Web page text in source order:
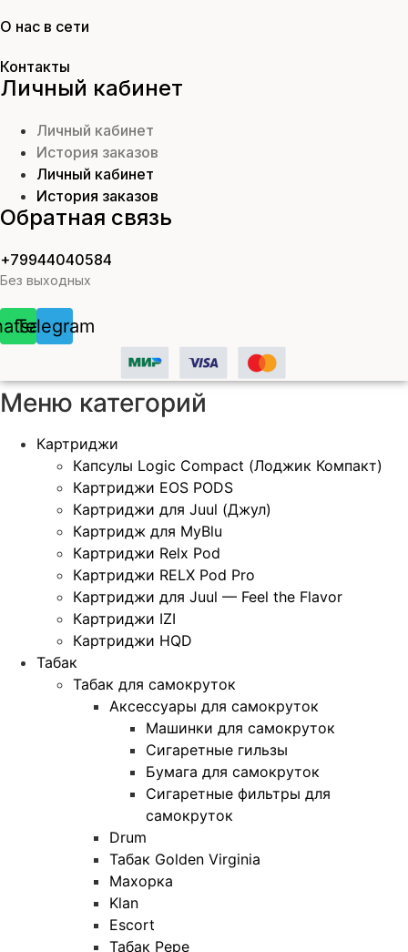
О нас в сети
Контакты
Личный кабинет
Личный кабинет
История заказов
Личный кабинет
История заказов
Обратная связь
+79944040584
Без выходных
Telegram
Меню категорий
Картриджи
Капсулы Logic Compact (Лоджик Компакт)
Картриджи EOS PODS
Картриджи для Juul (Джул)
Картридж для MyBlu
Картриджи Relx Pod
Картриджи RELX Pod Pro
Картриджи для Juul — Feel the Flavor
Картриджи IZI
Картриджи HQD
Табак
Табак для самокруток
Аксессуары для самокруток
Машинки для самокруток
Сигаретные гильзы
Бумага для самокруток
Сигаретные фильтры для
самокруток
Drum
Табак Golden Virginia
Махорка
Klan
Escort
Табак Pepe